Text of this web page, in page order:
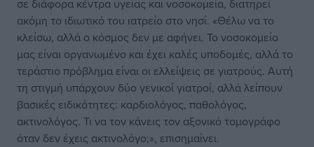
σε διάφορα κέντρα υγείας και νοσοκομεία, διατηρεί
ακόμη το ιδιωτικό του ιατρείο στο νησί. «Θέλω να το
κλείσω, αλλά ο κόσμος δεν με αφήνει. Το νοσοκομείο
μας είναι οργανωμένο και έχει καλές υποδομές, αλλά το
τεράστιο πρόβλημα είναι οι ελλείψεις σε γιατρούς. Αυτή
τη στιγμή υπάρχουν δύο γενικοί γιατροί, αλλά λείπουν
βασικές ειδικότητες: καρδιολόγος, παθολόγος,
ακτινολόγος. Τι να τον κάνεις τον αξονικό τομογράφο
όταν δεν έχεις ακτινολόγο;», επισημαίνει.